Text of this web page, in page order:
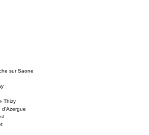
sur Saone
Thizy
d'Azergue